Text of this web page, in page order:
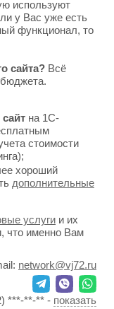
используют
у Вас уже есть
функционал, то
сайта? Всё
на 1С-
стоимости
хороший
дополнительные
услуги и их
что именно Вам
network@vj72.ru
***-**-** - показать